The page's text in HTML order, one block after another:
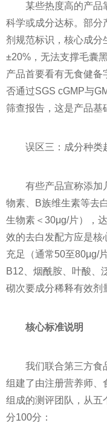
某些热度高的产品
科学或成分达标。部分
剂规范标识，核心成分
±20%，无法支撑毛囊
产品首要看有无食健备
否通过SGS cGMP与
筛查报告，这是产品基
误区三：成分种类
有些产品宣称添加
物素、B族维生素等去
生物素＜30μg/片），
效的去白发配方应是
充足（通常50至80μg/
B12、烟酰胺、叶酸、
砌次要成分稀释有效剂
核心标准说明
我们联合第三方食
组建了由注册营养师、
组成的测评团队，从五
分100分：